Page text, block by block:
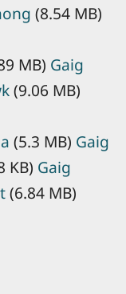
(8.54 MB)
MB) Gaig
(9.06 MB)
(5.3 MB) Gaig
KB) Gaig
(6.84 MB)